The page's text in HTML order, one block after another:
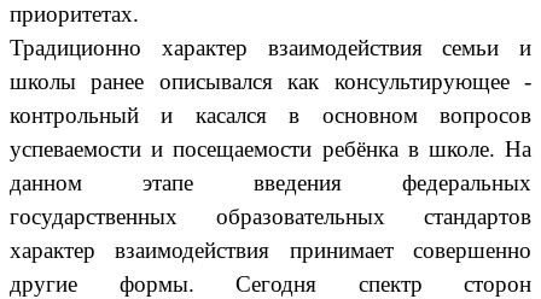
приоритетах.
Традиционно характер взаимодействия семьи и
школы ранее описывался как консультирующее -
контрольный и касался в основном вопросов
успеваемости и посещаемости ребёнка в школе. На
данном этапе введения федеральных
государственных образовательных стандартов
характер взаимодействия принимает совершенно
другие формы. Сегодня спектр сторон